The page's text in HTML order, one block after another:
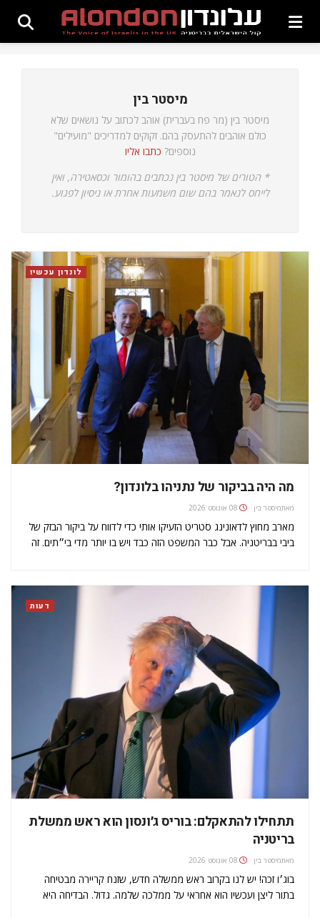
מיסטר בין
מיסטר בין (מר פח בעברית) אוהב לכתוב על נושאים שלא
כולם אוהבים להתעסק בהם. זקוקים למדריכים "מועילים"
נוספים? כתבו אליו
* הטורים של מיסטר בין נכתבים בהומור וכסאטירה, ואין
לייחס לנאמר בהם שום משמעות אחרת או ניסיון לפגוע.
לונדון עכשיו
מה היה בביקור של נתניהו בלונדון?
מאתמיסטר בין 08 אוגוסט 2026
מארב מחוץ לדאונינג סטריט הזעיקו אותי כדי לדווח על ביקור הבזק של
ביבי בבריטניה. אבל כבר המשפט הזה כבד ויש בו יותר מדי בי״תים. זה
דעות
תתחילו להתאקלם: בוריס ג׳ונסון הוא ראש ממשלת
בריטניה
מאתמיסטר בין 08 אוגוסט 2026
בוג׳ו זכה! יש לנו בקרוב ראש ממשלה חדש, שזנח קריירה מבטיחה
בתור ליצן ועכשיו הוא אחראי על ממלכה שלמה. גדול. הבדיחה היא